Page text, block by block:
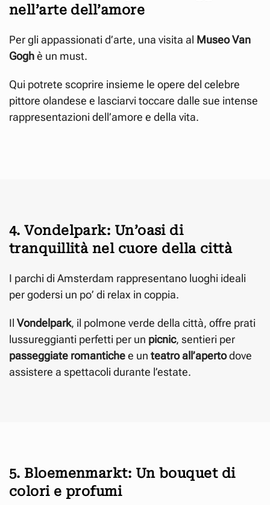
nell’arte dell’amore
Per gli appassionati d’arte, una visita al Museo Van
Goghè un must.
Qui potrete scoprire insieme le opere del celebre
pittore olandese e lasciarvi toccare dalle sue intense
rappresentazioni dell’amore e della vita.
4. Vondelpark: Un’oasi di
tranquillità nel cuore della città
I parchi di Amsterdam rappresentano luoghi ideali
per godersi un po’ di relax in coppia.
Il Vondelpark, il polmone verde della città, offre prati
lussureggianti perfetti per un picnic, sentieri per
passeggiate romantichee un teatro all’apertodove
assistere a spettacoli durante l’estate.
5. Bloemenmarkt: Un bouquet di
colori e profumi